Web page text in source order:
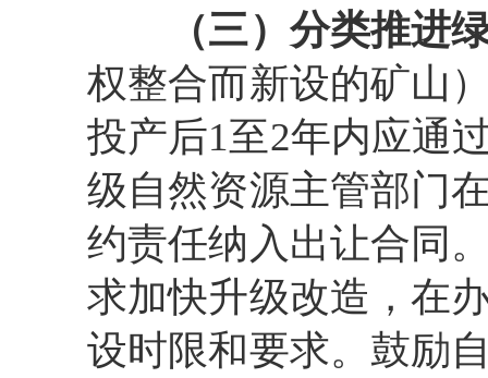
（三）分类推进
权整合而新设的矿山
投产后1至2年内应通
级自然资源主管部门
约责任纳入出让合同
求加快升级改造，在
设时限和要求。鼓励